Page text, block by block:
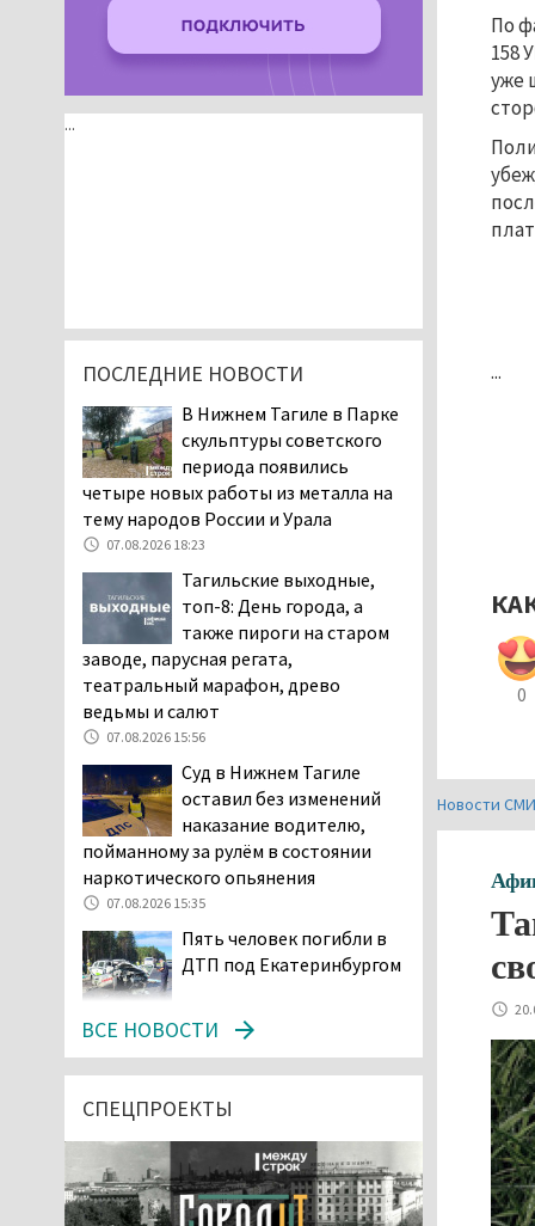
По
158
уже
...
0
Новости
...
ПОСЛЕДНИЕ НОВОСТИ
В Нижнем Тагиле в Парке
скульптуры советского
периода появились
четыре новых работы из металла на
тему народов России и Урала
07.08.2026 18:23
Тагильские выходные,
топ-8: День города, а
также пироги на старом
заводе, парусная регата,
театральный марафон, древо
ведьмы и салют
07.08.2026 15:56
Суд в Нижнем Тагиле
оставил без изменений
наказание водителю,
пойманному за рулём в состоянии
наркотического опьянения
07.08.2026 15:35
Пять человек погибли в
ДТП под Екатеринбургом
проникли в квартиру
через балкон, чтобы
07.08.2026 14:20
В Красноуральске хитрый
водитель BMW ездил с
ВСЕ НОВОСТИ
СПЕЦПРОЕКТЫ